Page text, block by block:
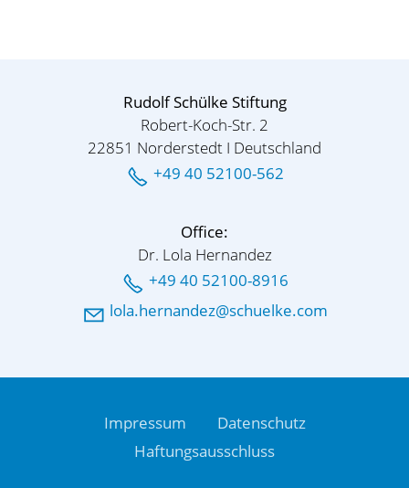
Rudolf Schülke Stiftung
Robert-Koch-Str. 2
22851 Norderstedt I Deutschland
+49 40 52100-562
Office:
Dr. Lola Hernandez
+49 40 52100-8916
l l h rn nd z sch lk c m
Impressum
Datenschutz
Haftungsausschluss